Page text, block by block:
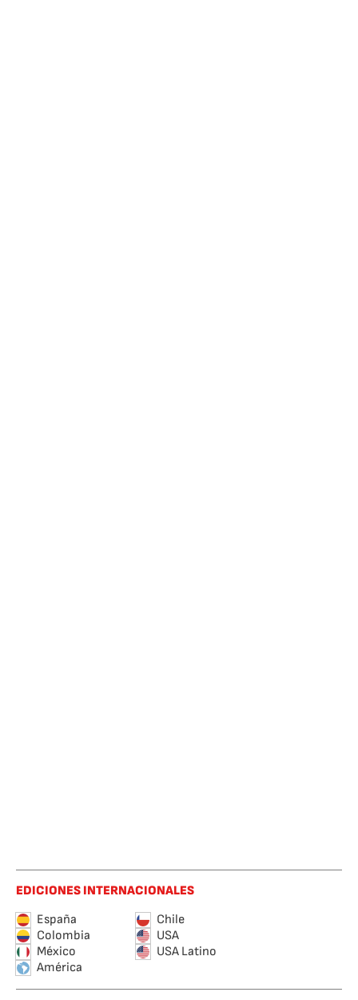
EDICIONES INTERNACIONALES
España
Chile
Colombia
USA
México
USA Latino
América